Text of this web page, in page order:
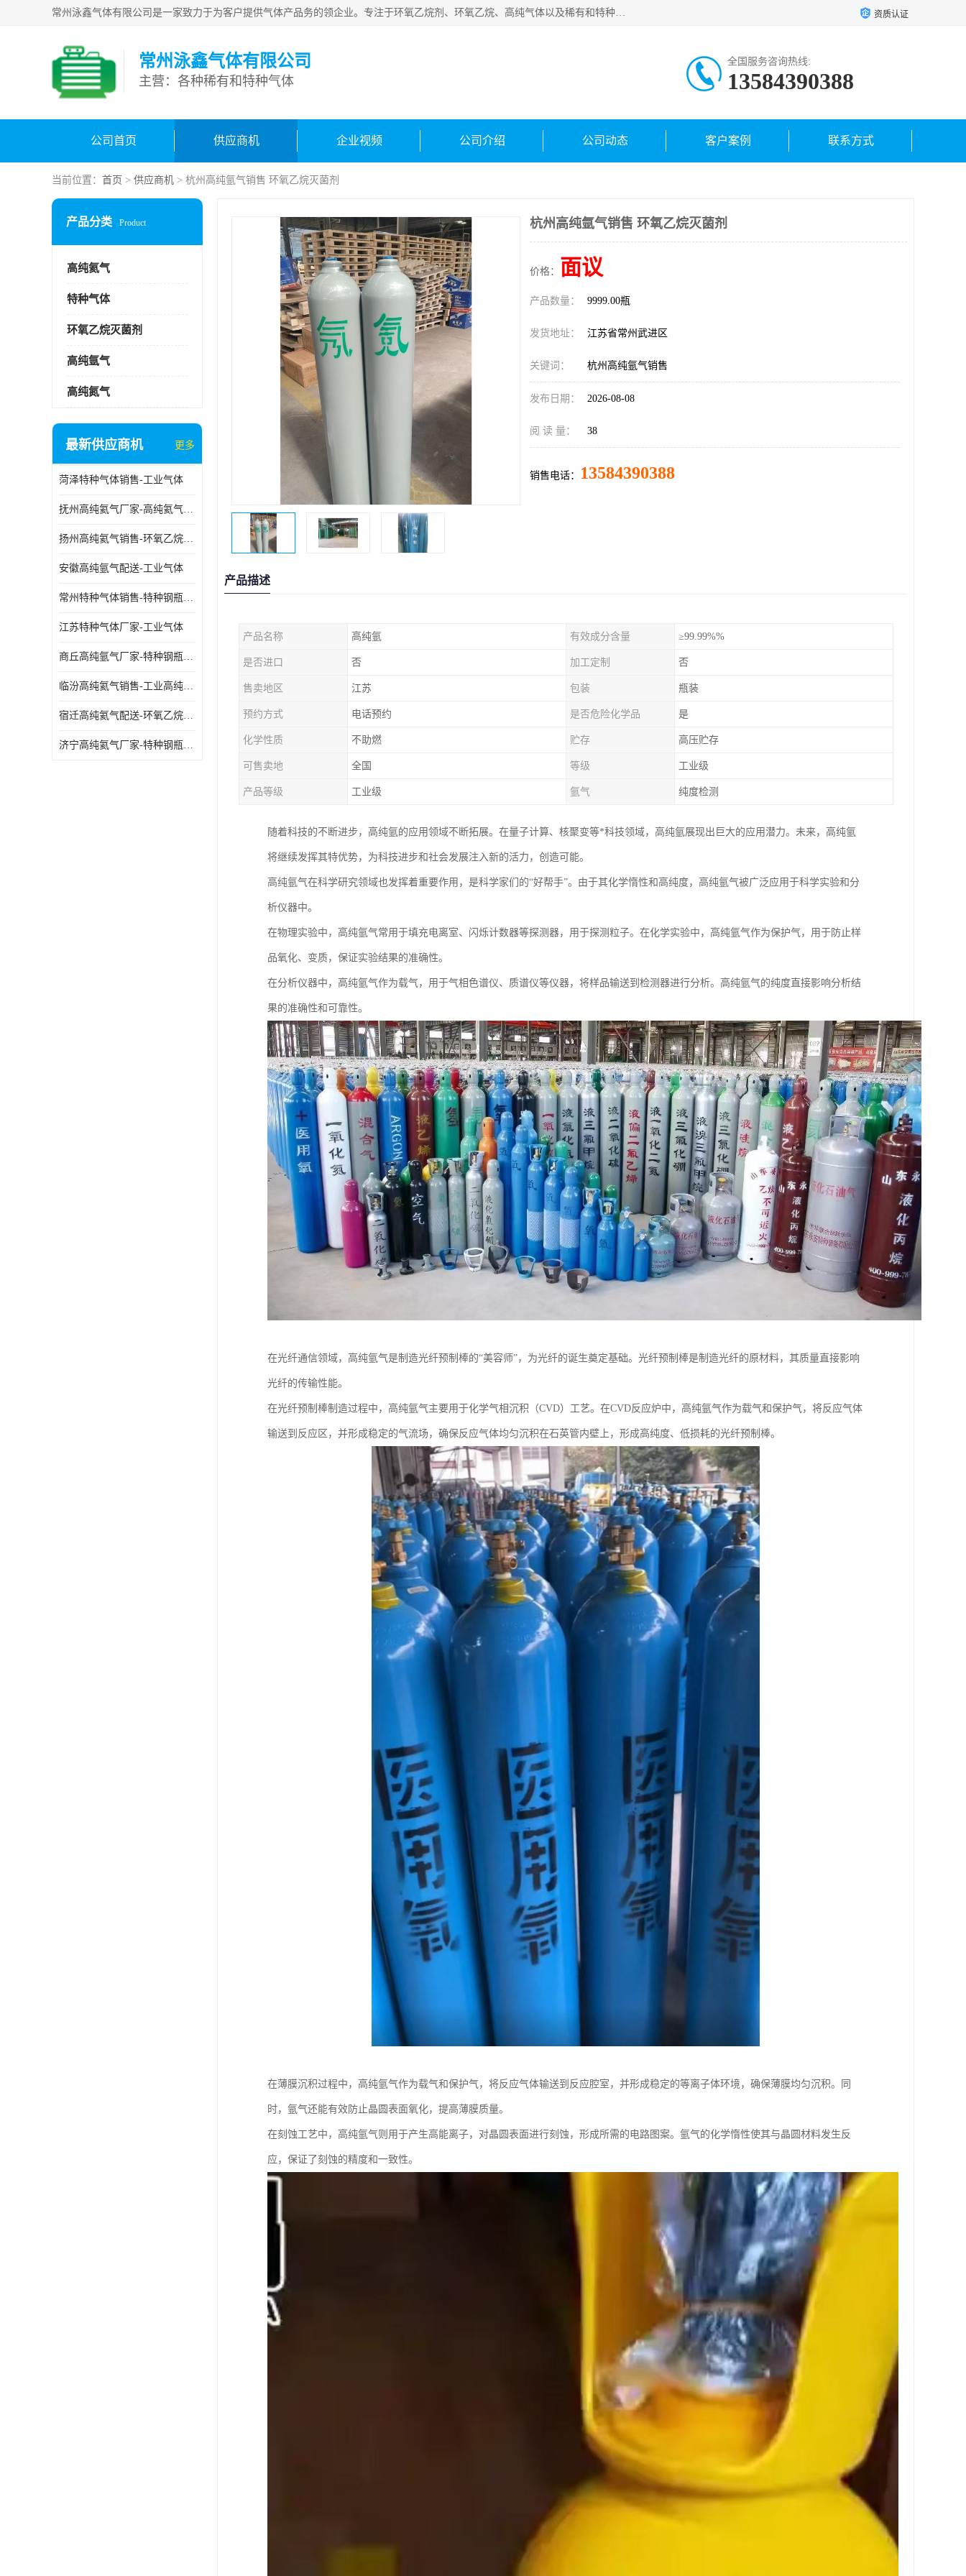
常州泳鑫气体有限公司是一家致力于为客户提供气体产品务的领企业。专注于环氧乙烷剂、环氧乙烷、高纯气体以及稀有和特种气体的研发、生产、销售和配送，产品广泛应用于医疗、电子、科研、化工、食品等多个领域。主要产品有：环氧乙烷灭菌剂，环氧乙烷，高纯氩，氮，氪，氙，氖，氘，笑，氦，氢，氧等各种稀有和特种气体。 资质认证
常州泳鑫气体有限公司
主营：各种稀有和特种气体
全国服务咨询热线:
13584390388
公司首页 供应商机 企业视频 公司介绍 公司动态 客户案例 联系方式
当前位置： 首页 > 供应商机 > 杭州高纯氩气销售 环氧乙烷灭菌剂
产品分类 Product
高纯氦气
特种气体
环氧乙烷灭菌剂
高纯氩气
高纯氮气
最新供应商机 更多
菏泽特种气体销售-工业气体
抚州高纯氦气厂家-高纯氦气标准气体
扬州高纯氦气销售-环氧乙烷灭菌剂
安徽高纯氩气配送-工业气体
常州特种气体销售-特种钢瓶年检配件销售
江苏特种气体厂家-工业气体
商丘高纯氩气厂家-特种钢瓶年检配件销售
临汾高纯氦气销售-工业高纯氦气
宿迁高纯氦气配送-环氧乙烷灭菌剂
济宁高纯氦气厂家-特种钢瓶年检配件销售
杭州高纯氩气销售 环氧乙烷灭菌剂
价格： 面议
产品数量： 9999.00瓶
发货地址： 江苏省常州武进区
关键词： 杭州高纯氩气销售
发布日期： 2026-08-08
阅 读 量： 38
销售电话： 13584390388
产品描述
产品名称 高纯氩 有效成分含量 ≥99.99%%
是否进口 否 加工定制 否
售卖地区 江苏 包装 瓶装
预约方式 电话预约 是否危险化学品 是
化学性质 不助燃 贮存 高压贮存
可售卖地 全国 等级 工业级
产品等级 工业级 氩气 纯度检测
随着科技的不断进步，高纯氩的应用领域不断拓展。在量子计算、核聚变等*科技领域，高纯氩展现出巨大的应用潜力。未来，高纯氩
将继续发挥其特优势，为科技进步和社会发展注入新的活力，创造可能。
高纯氩气在科学研究领域也发挥着重要作用，是科学家们的“好帮手”。由于其化学惰性和高纯度，高纯氩气被广泛应用于科学实验和分
析仪器中。
在物理实验中，高纯氩气常用于填充电离室、闪烁计数器等探测器，用于探测粒子。在化学实验中，高纯氩气作为保护气，用于防止样
品氧化、变质，保证实验结果的准确性。
在分析仪器中，高纯氩气作为载气，用于气相色谱仪、质谱仪等仪器，将样品输送到检测器进行分析。高纯氩气的纯度直接影响分析结
果的准确性和可靠性。
在光纤通信领域，高纯氩气是制造光纤预制棒的“美容师”，为光纤的诞生奠定基础。光纤预制棒是制造光纤的原材料，其质量直接影响
光纤的传输性能。
在光纤预制棒制造过程中，高纯氩气主要用于化学气相沉积（CVD）工艺。在CVD反应炉中，高纯氩气作为载气和保护气，将反应气体
输送到反应区，并形成稳定的气流场，确保反应气体均匀沉积在石英管内壁上，形成高纯度、低损耗的光纤预制棒。
在薄膜沉积过程中，高纯氩气作为载气和保护气，将反应气体输送到反应腔室，并形成稳定的等离子体环境，确保薄膜均匀沉积。同
时，氩气还能有效防止晶圆表面氧化，提高薄膜质量。
在刻蚀工艺中，高纯氩气则用于产生高能离子，对晶圆表面进行刻蚀，形成所需的电路图案。氩气的化学惰性使其与晶圆材料发生反
应，保证了刻蚀的精度和一致性。